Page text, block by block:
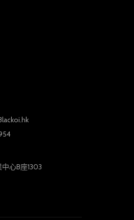
心B座1303